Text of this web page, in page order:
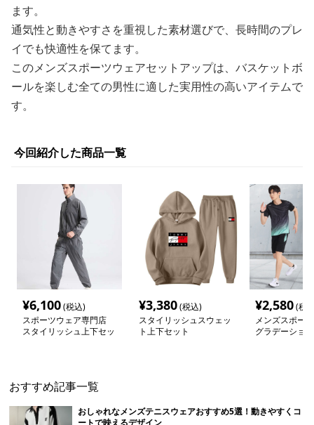
ます。
通気性と動きやすさを重視した素材選びで、長時間のプレ
イでも快適性を保てます。
このメンズスポーツウェアセットアップは、バスケットボ
ールを楽しむ全ての男性に適した実用性の高いアイテムで
す。
今回紹介した商品一覧
¥6,100(税込)
スポーツウェア専門店
スタイリッシュ上下セッ
¥3,380(税込)
スタイリッシュスウェッ
ト上下セット
¥2,580(税
メンズスポー
グラデーショ
おすすめ記事一覧
おしゃれなメンズテニスウェアおすすめ5選！動きやすくコ
ートで映えるデザイン